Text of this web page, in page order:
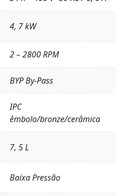
4, 7 kW
2 – 2800 RPM
BYP By-Pass
IPC
êmbolo/bronze/cerâmica
7, 5 L
Baixa Pressão